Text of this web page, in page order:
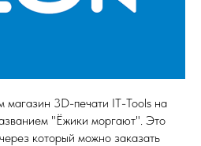
магазин 3D-печати IT-Tools на
"Ёжики моргают". Это
который можно заказать